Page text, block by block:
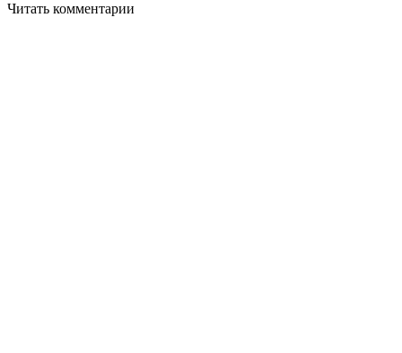
Читать комментарии